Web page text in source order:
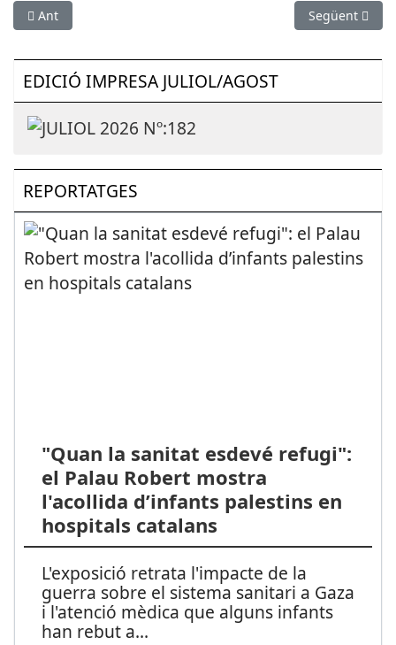
Article anterior: SUCCESSOS: Detingut un home per furt a
Ant Article
Següent
EDICIÓ IMPRESA JULIOL/AGOST
REPORTATGES
"Quan la sanitat esdevé refugi":
el Palau Robert mostra
l'acollida d’infants palestins en
hospitals catalans
L'exposició retrata l'impacte de la
guerra sobre el sistema sanitari a Gaza
i l'atenció mèdica que alguns infants
han rebut a...